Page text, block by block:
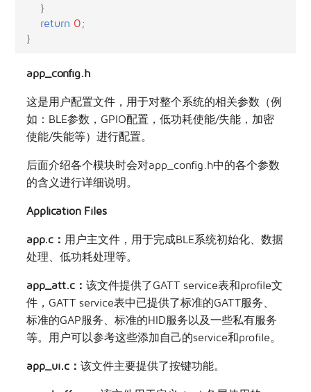
}
return 0;
}
app_config.h
这是用户配置文件，用于对整个系统的相关参数（例
如：BLE参数，GPIO配置，低功耗使能/失能，加密
使能/失能等）进行配置。
后面介绍各个模块时会对app_config.h中的各个参数
的含义进行详细说明。
Application Files
app.c： 用户主文件，用于完成BLE系统初始化、数据
处理、低功耗处理等。
app_att.c：该文件提供了GATT service表和profile文
件，GATT service表中已提供了标准的GATT服务、
标准的GAP服务、标准的HID服务以及一些私有服务
等。用户可以参考这些添加自己的service和profile。
app_ui.c：该文件主要提供了按键功能。